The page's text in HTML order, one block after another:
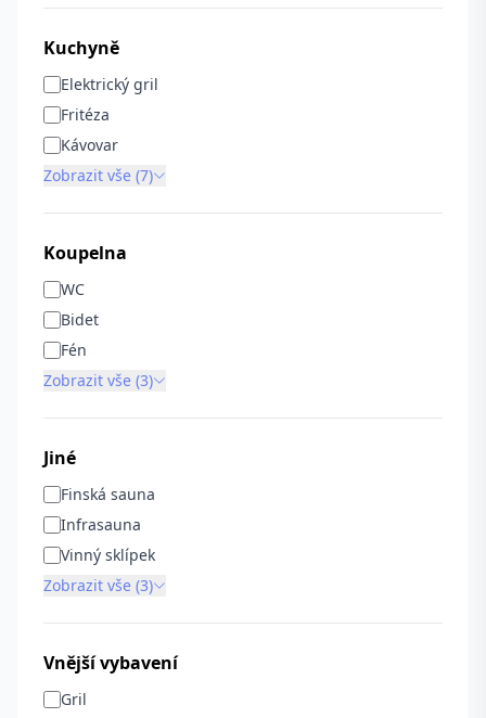
Kuchyně
Elektrický gril
Fritéza
Kávovar
Zobrazit vše (7)
Koupelna
WC
Bidet
Fén
Zobrazit vše (3)
Jiné
Finská sauna
Infrasauna
Vinný sklípek
Zobrazit vše (3)
Vnější vybavení
Gril